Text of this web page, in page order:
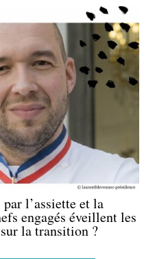
l’assiette et la
engagés éveillent les
la transition ?